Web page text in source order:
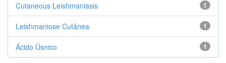
1
Cutaneous Leishmaniasis
1
Leishmaniose Cutânea
1
Ácido Úsnico